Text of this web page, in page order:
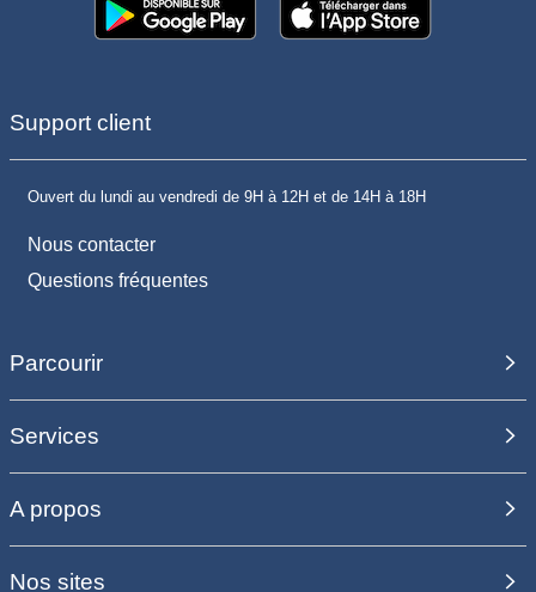
Support client
Ouvert du lundi au vendredi de 9H à 12H et de 14H à 18H
Nous contacter
Questions fréquentes
Parcourir
Services
A propos
Nos sites